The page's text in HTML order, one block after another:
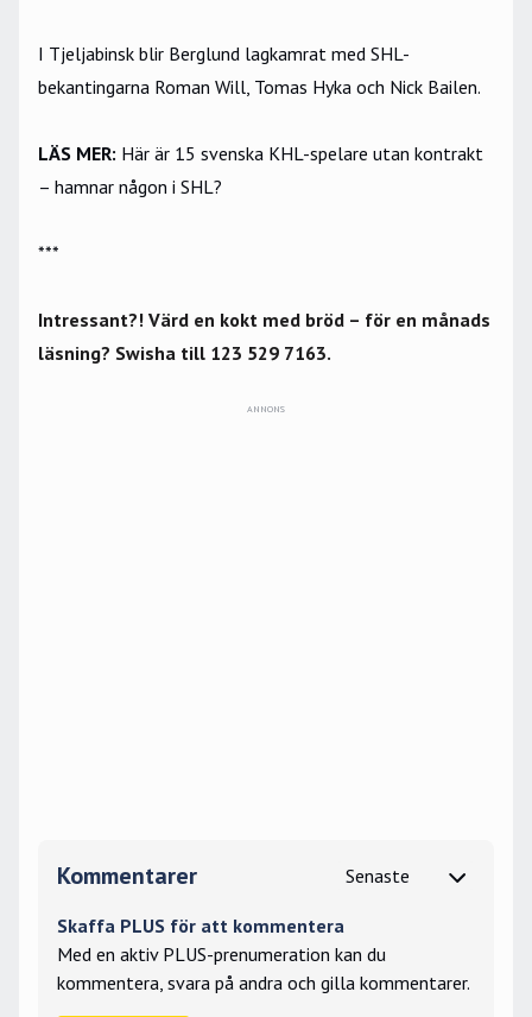
I Tjeljabinsk blir Berglund lagkamrat med SHL-
bekantingarna Roman Will, Tomas Hyka och Nick Bailen.
LÄS MER: Här är 15 svenska KHL-spelare utan kontrakt
– hamnar någon i SHL?
***
Intressant?! Värd en kokt med bröd – för en månads
läsning? Swisha till 123 529 7163.
Kommentarer
Skaffa PLUS för att kommentera
Med en aktiv PLUS-prenumeration kan du
kommentera, svara på andra och gilla kommentarer.